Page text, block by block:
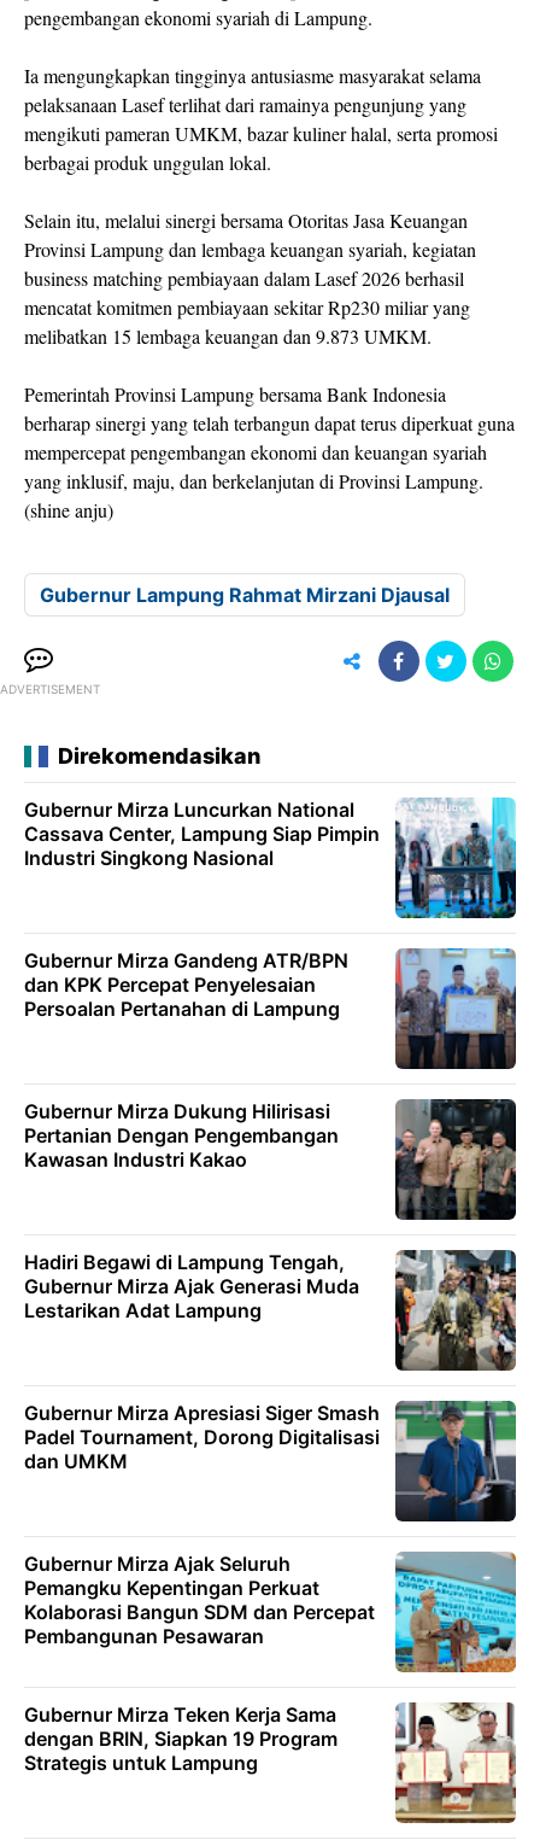
pengembangan ekonomi syariah di Lampung.
Ia mengungkapkan tingginya antusiasme masyarakat selama
pelaksanaan Lasef terlihat dari ramainya pengunjung yang
mengikuti pameran UMKM, bazar kuliner halal, serta promosi
berbagai produk unggulan lokal.
Selain itu, melalui sinergi bersama Otoritas Jasa Keuangan
Provinsi Lampungdan lembaga keuangan syariah, kegiatan
business matching pembiayaan dalam Lasef 2026 berhasil
mencatat komitmen pembiayaan sekitar Rp230 miliar yang
melibatkan 15 lembaga keuangan dan 9.873 UMKM.
Pemerintah Provinsi Lampung bersama Bank Indonesia
berharap sinergi yang telah terbangun dapat terus diperkuat guna
mempercepat pengembangan ekonomi dan keuangan syariah
yang inklusif, maju, dan berkelanjutan di Provinsi Lampung.
(shine anju)
Gubernur Lampung Rahmat Mirzani Djausal
ADVERTISEMENT
Direkomendasikan
Gubernur Mirza Luncurkan National
Cassava Center, Lampung Siap Pimpin
Industri Singkong Nasional
Gubernur Mirza Gandeng ATR/BPN
dan KPK Percepat Penyelesaian
Persoalan Pertanahan di Lampung
Gubernur Mirza Dukung Hilirisasi
Pertanian Dengan Pengembangan
Kawasan Industri Kakao
Hadiri Begawi di Lampung Tengah,
Gubernur Mirza Ajak Generasi Muda
Lestarikan Adat Lampung
Gubernur Mirza Apresiasi Siger Smash
Padel Tournament, Dorong Digitalisasi
dan UMKM
Gubernur Mirza Ajak Seluruh
Pemangku Kepentingan Perkuat
Kolaborasi Bangun SDM dan Percepat
Pembangunan Pesawaran
Gubernur Mirza Teken Kerja Sama
dengan BRIN, Siapkan 19 Program
Strategis untuk Lampung